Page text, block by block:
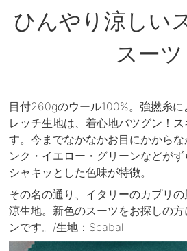
ひんやり涼しい
スーツ
目付260gのウール100%。強撚糸に
レッチ生地は、着心地バツグン！
す。今までなかなかお目にかから
ンク・イエロー・グリーンなどが
シャキッとした色味が特徴。
その名の通り、イタリーのカプリ
涼生地。新色のスーツをお探しの
ンです。/生地：Scabal